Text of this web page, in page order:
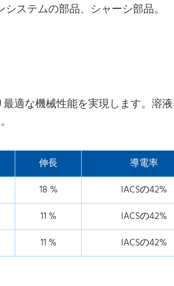
ステムの部品、シャーシ部品。
適な機械性能を実現します。溶
伸長
導電率
18 %
IACSの42%
11 %
IACSの42%
11 %
IACSの42%